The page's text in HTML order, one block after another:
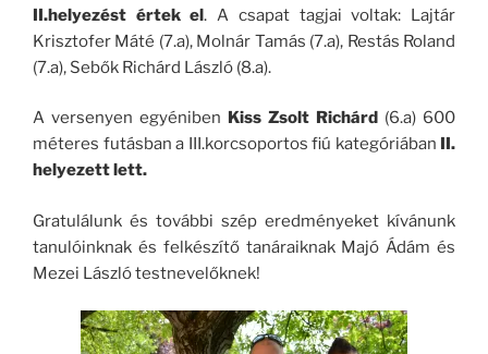
II.helyezést értek el. A csapat tagjai voltak: Lajtár
Krisztofer Máté (7.a), Molnár Tamás (7.a), Restás Roland
(7.a), Sebők Richárd László (8.a).
A versenyen egyéniben Kiss Zsolt Richárd (6.a) 600
méteres futásban a III.korcsoportos fiú kategóriában II.
helyezett lett.
Gratulálunk és további szép eredményeket kívánunk
tanulóinknak és felkészítő tanáraiknak Majó Ádám és
Mezei László testnevelőknek!